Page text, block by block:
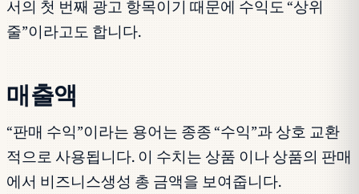
서의 첫 번째 광고 항목이기 때문에 수익도 “상위
줄”이라고도 합니다.
매출액
“판매 수익”이라는 용어는 종종 “수익”과 상호 교환
적으로 사용됩니다. 이 수치는 상품 이나 상품의 판매
에서 비즈니스생성 총 금액을 보여줍니다.